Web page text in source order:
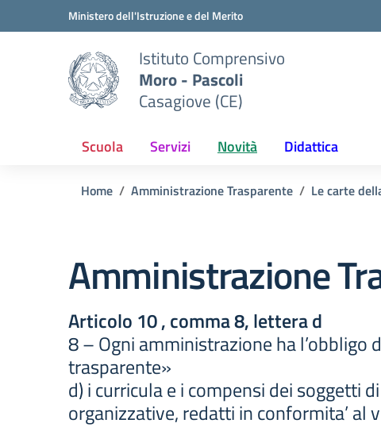
Vai ai contenuti
Vai al menu di navigazioneMinistero dell'Istruzione e del Merito
Istituto Comprensivo
Moro - Pascoli
Casagiove (CE)
Scuola Servizi Novità Didattica
Home Amministrazione Trasparente Le carte
Amministrazione
Articolo 10 , comma 8, lettera d
8 – Ogni amministrazione ha
trasparente»
d) i curricula e i compensi dei soggetti
organizzative, redatti in conformita’ al